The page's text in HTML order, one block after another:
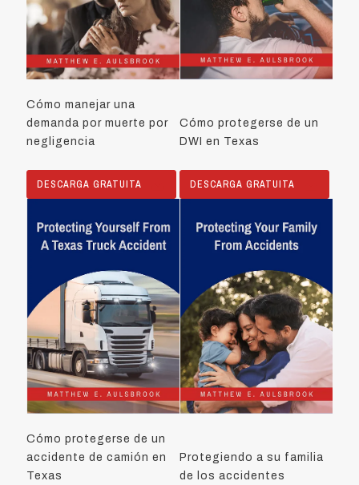
Cómo manejar una
demanda por muerte por
negligencia
DESCARGA GRATUITA
Cómo protegerse de un
DWI en Texas
DESCARGA GRATUITA
Cómo protegerse de un
accidente de camión en
Texas
Protegiendo a su familia
de los accidentes